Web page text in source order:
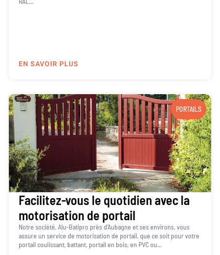
EN SAVOIR PLUS
PORTAILS
Facilitez-vous le quotidien avec la
motorisation de portail
Notre société, Alu-Batipro près d’Aubagne et ses environs, vous
assure un service de motorisation de portail, que ce soit pour votre
portail coulissant, battant, portail en bois, en PVC ou...